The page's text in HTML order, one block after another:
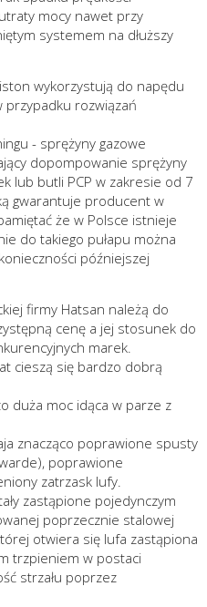
mocy nawet przy
systemem na dłuższy
wykorzystują do napędu
rozwiązań
- sprężyny gazowe
dopompowanie sprężyny
lub butli PCP w zakresie od 7
gwarantuje producent w
że w Polsce istnieje
do takiego pułapu można
późniejszej
firmy Hatsan należą do
cenę a jej stosunek do
marek.
cieszą się bardzo dobrą
duża moc idąca w parze z
znacząco poprawione spusty
poprawione
zatrzask lufy.
zastąpione pojedynczym
poprzecznie stalowej
otwiera się lufa zastąpiona
trzpieniem w postaci
strzału poprzez